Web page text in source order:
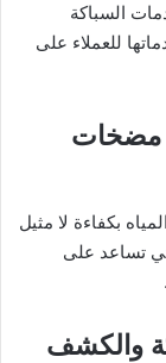
السباكة
للعملاء على
مضخات
بكفاءة لا مثيل
تساعد على
والكشف